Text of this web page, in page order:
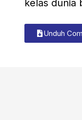
kelas dunia
Unduh